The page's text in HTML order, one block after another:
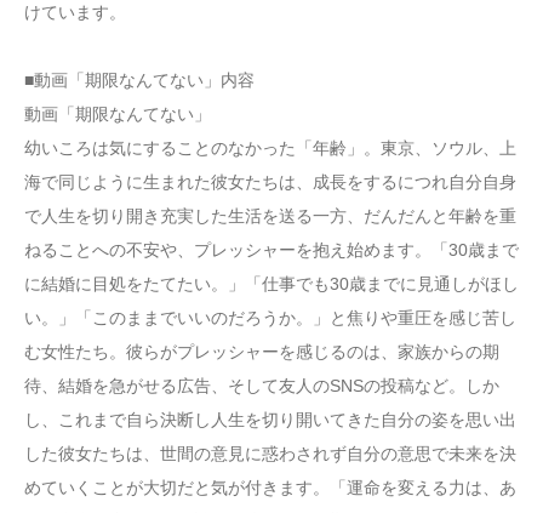
けています。
■動画「期限なんてない」内容
動画「期限なんてない」
幼いころは気にすることのなかった「年齢」。東京、ソウル、上
海で同じように生まれた彼女たちは、成長をするにつれ自分自身
で人生を切り開き充実した生活を送る一方、だんだんと年齢を重
ねることへの不安や、プレッシャーを抱え始めます。「30歳まで
に結婚に目処をたてたい。」「仕事でも30歳までに見通しがほし
い。」「このままでいいのだろうか。」と焦りや重圧を感じ苦し
む女性たち。彼らがプレッシャーを感じるのは、家族からの期
待、結婚を急がせる広告、そして友人のSNSの投稿など。しか
し、これまで自ら決断し人生を切り開いてきた自分の姿を思い出
した彼女たちは、世間の意見に惑わされず自分の意思で未来を決
めていくことが大切だと気が付きます。「運命を変える力は、あ